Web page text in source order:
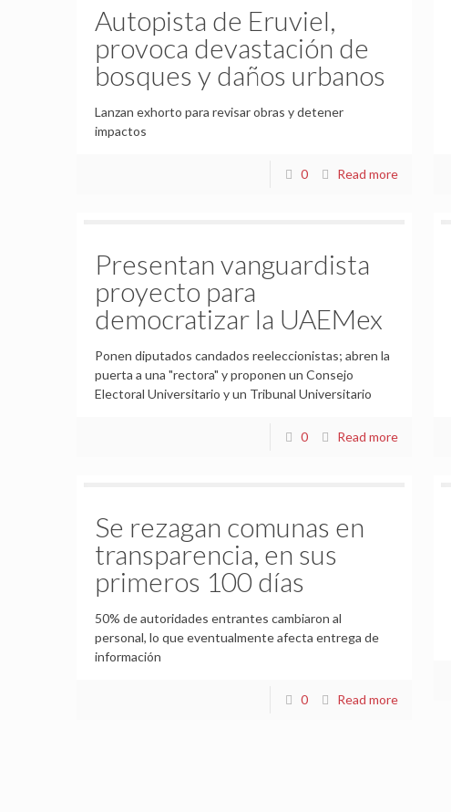
Autopista de Eruviel,
provoca devastación de
bosques y daños urbanos
Lanzan exhorto para revisar obras y detener
impactos
0 Read more
Presentan vanguardista
proyecto para
democratizar la UAEMex
Ponen diputados candados reeleccionistas; abren la
puerta a una "rectora" y proponen un Consejo
Electoral Universitario y un Tribunal Universitario
0 Read more
Se rezagan comunas en
transparencia, en sus
primeros 100 días
50% de autoridades entrantes cambiaron al
personal, lo que eventualmente afecta entrega de
información
0 Read more